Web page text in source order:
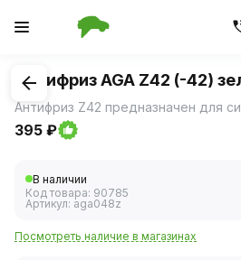
1/2
Антифриз AGA Z42 (-42)
395 ₽
В наличии
Код товара: 90785
Артикул: aga048z
Посмотреть наличие в магазинах